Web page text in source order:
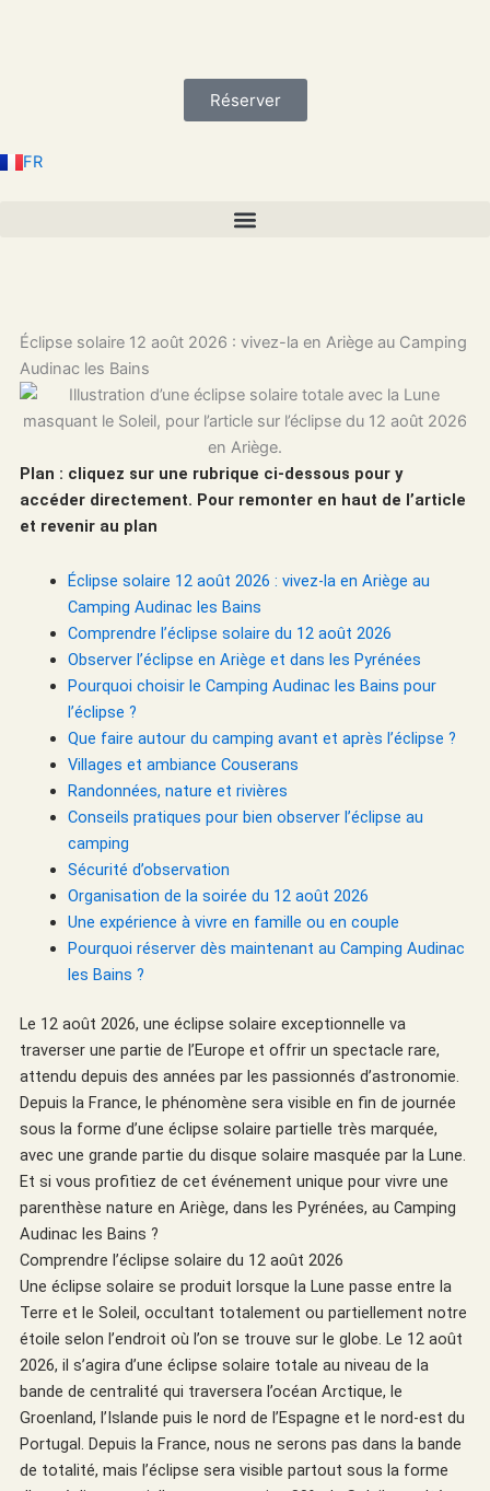
Réserver
FR
DE
Éclipse solaire 12 août 2026 : vivez-la en Ariège au Camping
Audinac les Bains
Plan : cliquez sur une rubrique ci-dessous pour y
accéder directement. Pour remonter en haut de l’article
et revenir au plan
Éclipse solaire 12 août 2026 : vivez-la en Ariège au
Camping Audinac les Bains
Comprendre l’éclipse solaire du 12 août 2026
Observer l’éclipse en Ariège et dans les Pyrénées
Pourquoi choisir le Camping Audinac les Bains pour
l’éclipse ?
Que faire autour du camping avant et après l’éclipse ?
Villages et ambiance Couserans
Randonnées, nature et rivières
Conseils pratiques pour bien observer l’éclipse au
camping
Sécurité d’observation
Organisation de la soirée du 12 août 2026
Une expérience à vivre en famille ou en couple
Pourquoi réserver dès maintenant au Camping Audinac
les Bains ?
Le 12 août 2026, une éclipse solaire exceptionnelle va
traverser une partie de l’Europe et offrir un spectacle rare,
attendu depuis des années par les passionnés d’astronomie.
Depuis la France, le phénomène sera visible en fin de journée
sous la forme d’une éclipse solaire partielle très marquée,
avec une grande partie du disque solaire masquée par la Lune.
Et si vous profitiez de cet événement unique pour vivre une
parenthèse nature en Ariège, dans les Pyrénées, au Camping
Audinac les Bains ?
Comprendre l’éclipse solaire du 12 août 2026
Une éclipse solaire se produit lorsque la Lune passe entre la
Terre et le Soleil, occultant totalement ou partiellement notre
étoile selon l’endroit où l’on se trouve sur le globe. Le 12 août
2026, il s’agira d’une éclipse solaire totale au niveau de la
bande de centralité qui traversera l’océan Arctique, le
Groenland, l’Islande puis le nord de l’Espagne et le nord-est du
Portugal. Depuis la France, nous ne serons pas dans la bande
de totalité, mais l’éclipse sera visible partout sous la forme